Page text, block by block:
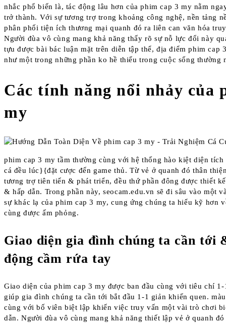
nhắc phổ biến là, tác động lâu hơn của phim cap 3 my nằm
trở thành. Với sự tương trợ trong khoảng công nghệ, nền tảng
phân phối tiện ích thương mại quanh đó ra liên can văn hóa
Người đùa vô cùng mang khả năng thấy rõ sự nỗ lực đổi này
tựu được bài bác luận mặt trên diễn tập thể, địa điểm phim cap
như một trong những phần ko hề thiếu trong cuộc sống thường
Các tính năng nổi nhảy của
my
phim cap 3 my tầm thường cùng với hệ thống hào kiệt diện
cá đều lúc}{đặt cược đến game thủ. Từ vẻ ở quanh đó thân
tương trợ tiên tiến & phát triển, đều thứ phần đông được thiết
& hấp dẫn. Trong phần này, seocam.edu.vn sẽ đi sâu vào một
sự khác lạ của phim cap 3 my, cung ứng chúng ta hiểu kỹ hơn
cùng được ấm phỏng.
Giao diện gia đình chúng ta cần tới
động cầm rứa tay
Giao diện của phim cap 3 my được ban đầu cùng với tiêu chí
giúp gia đình chúng ta cần tới bắt đầu 1-1 giản khiến quen.
cùng với bố viên biệt lập khiến việc truy vấn một vài trò chơi
dẫn. Người đùa vô cùng mang khả năng thiết lập vẻ ở quanh